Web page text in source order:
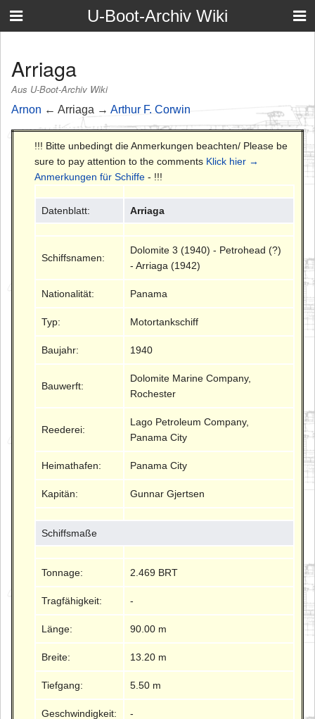
U-Boot-Archiv Wiki
Arriaga
Aus U-Boot-Archiv Wiki
Arnon ← Arriaga → Arthur F. Corwin
!!! Bitte unbedingt die Anmerkungen beachten/ Please be
sure to pay attention to the comments Klick hier →
Anmerkungen für Schiffe - !!!
Datenblatt: Arriaga
Schiffsnamen:
Dolomite 3 (1940) - Petrohead (?)
- Arriaga (1942)
Nationalität: Panama
Typ: Motortankschiff
Baujahr: 1940
Bauwerft:
Dolomite Marine Company,
Rochester
Reederei:
Lago Petroleum Company,
Panama City
Heimathafen: Panama City
Kapitän: Gunnar Gjertsen
Schiffsmaße
Tonnage: 2.469 BRT
Tragfähigkeit: -
Länge: 90.00 m
Breite: 13.20 m
Tiefgang: 5.50 m
Geschwindigkeit: -